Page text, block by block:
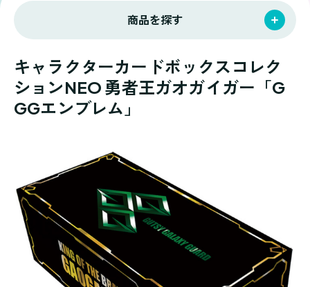
商品を探す
キャラクターカードボックスコレク
ションNEO 勇者王ガオガイガー「G
GGエンブレム」